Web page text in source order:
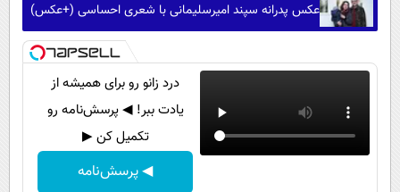
عکس پدرانه سپند امیرسلیمانی با شعری احساسی (+عکس)
درد زانو رو برای همیشه از
یادت ببر! ◀ پرسش‌نامه رو
تکمیل کن ▶
◀ پرسش‌نامه